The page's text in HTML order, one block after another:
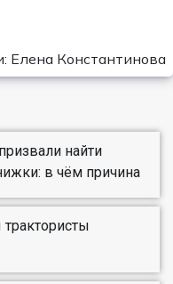
Елена Константинова
найти
в чём причина